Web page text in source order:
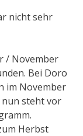
nicht sehr
/ November
Bei Doro
im November
steht vor
Herbst